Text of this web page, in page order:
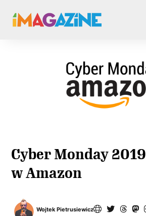
Cyber Monday 2019
w Amazon
Wojtek Pietrusiewicz